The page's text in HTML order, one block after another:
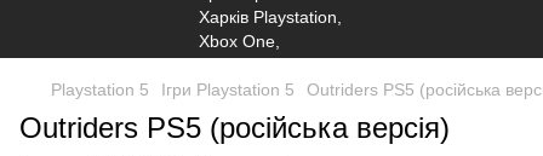
Playstation 5 Ігри Playstation 5 Outriders PS5 (російська
Outriders PS5 (російська версія)